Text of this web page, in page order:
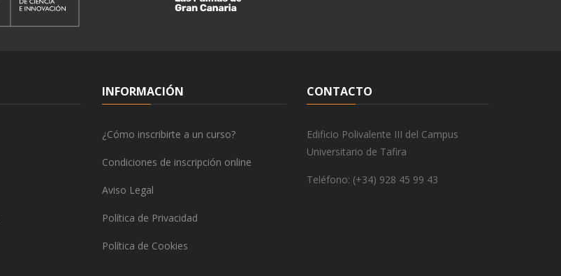
INFORMACIÓN
¿Cómo inscribirte a un curso?
Condiciones de inscripción online
Aviso Legal
Política de Privacidad
Política de Cookies
CONTACTO
Edificio Polivalente III del Campus
Universitario de Tafira
Teléfono: (+34) 928 45 99 43